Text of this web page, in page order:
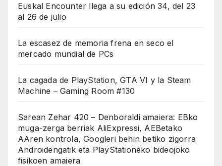
Euskal Encounter llega a su edición 34, del 23
al 26 de julio
La escasez de memoria frena en seco el
mercado mundial de PCs
La cagada de PlayStation, GTA VI y la Steam
Machine – Gaming Room #130
Sarean Zehar 420 – Denboraldi amaiera: EBko
muga-zerga berriak AliExpressi, AEBetako
AAren kontrola, Googleri behin betiko zigorra
Androidengatik eta PlayStationeko bideojoko
fisikoen amaiera